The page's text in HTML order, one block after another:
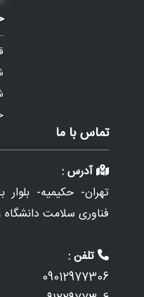
تماس با ما
آدرس :
تهران- حکیمیه- بلوار
فناوری سلامت دانشگاه
تلفن :
09012977306